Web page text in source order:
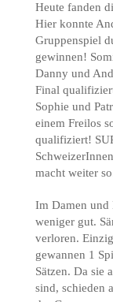
Heute fanden
Hier konnte
Gruppenspiel
gewinnen!
Danny und
Final
Sophie und
einem Freilos
qualifiziert!
macht weiter
Im Damen
weniger gut.
verloren.
gewannen 1
Sätzen. Da sie
sind, schieden